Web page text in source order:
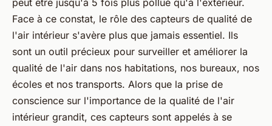
peut être jusqu'à 5 fois plus pollué qu'à l'extérieur.
Face à ce constat, le rôle des capteurs de qualité de
l'air intérieur s'avère plus que jamais essentiel. Ils
sont un outil précieux pour surveiller et améliorer la
qualité de l'air dans nos habitations, nos bureaux, nos
écoles et nos transports. Alors que la prise de
conscience sur l'importance de la qualité de l'air
intérieur grandit, ces capteurs sont appelés à se